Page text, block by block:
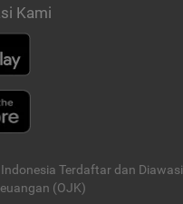
Kami
Terdaftar dan Diawasi
(OJK)